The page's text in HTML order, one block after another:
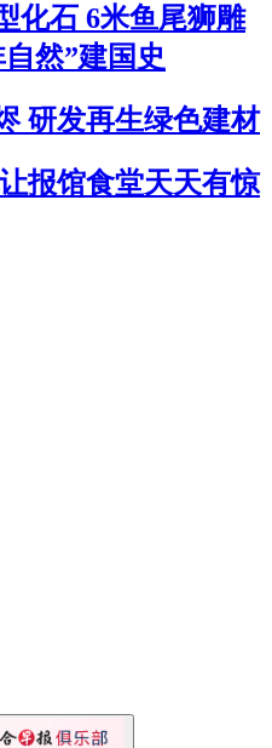
化石 6米鱼尾狮雕
然”建国史
研发再生绿色建材
报馆食堂天天有惊